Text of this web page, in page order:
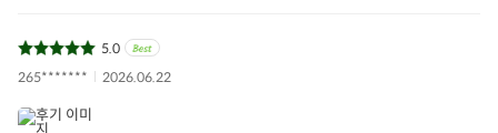
5.0
265*******
2026.06.22